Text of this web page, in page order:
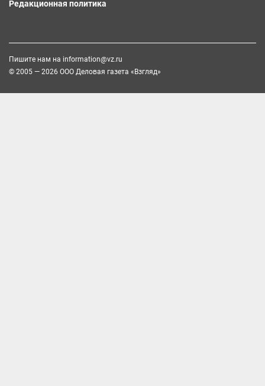
Редакционная политика
Пишите нам на information@vz.ru
© 2005 — 2026 ООО Деловая газета «Взгляд»